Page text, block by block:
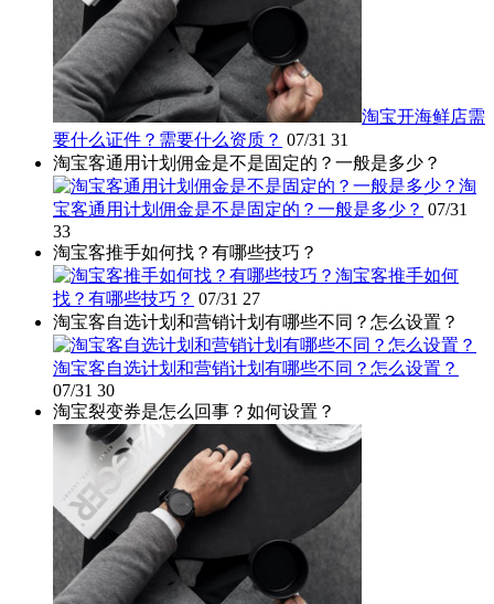
淘宝开海鲜店需
要什么证件？需要什么资质？ 07/31 31
淘宝客通用计划佣金是不是固定的？一般是多少？
淘
宝客通用计划佣金是不是固定的？一般是多少？ 07/31
33
淘宝客推手如何找？有哪些技巧？
淘宝客推手如何
找？有哪些技巧？ 07/31 27
淘宝客自选计划和营销计划有哪些不同？怎么设置？
淘宝客自选计划和营销计划有哪些不同？怎么设置？
07/31 30
淘宝裂变券是怎么回事？如何设置？